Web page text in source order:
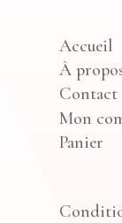
Accueil
À
Contact
Mon
Panier